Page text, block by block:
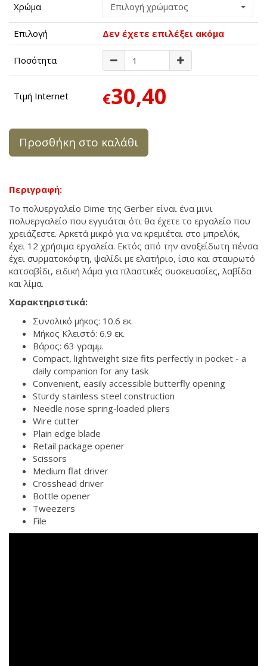
Χρώμα Επιλογή χρώματος
Επιλογή Δεν έχετε επιλέξει ακόμα
Ποσότητα
Τιμή Internet €30,40
Προσθήκη στο καλάθι
Περιγραφή:
Το πολυεργαλείο Dime της Gerber είναι ένα μινι
πολυεργαλείο που εγγυάται ότι θα έχετε το εργαλείο που
χρειάζεστε. Αρκετά μικρό για να κρεμιέται στο μπρελόκ,
έχει 12 χρήσιμα εργαλεία. Εκτός από την ανοξείδωτη πένσα
έχει συρματοκόφτη, ψαλίδι με ελατήριο, ίσιο και σταυρωτό
κατσαβίδι, ειδική λάμα για πλαστικές συσκευασίες, λαβίδα
και λίμα.
Χαρακτηριστικά:
Συνολικό μήκος: 10.6 εκ.
Μήκος Κλειστό: 6.9 εκ.
Βάρος: 63 γραμμ.
Compact, lightweight size fits perfectly in pocket - a
daily companion for any task
Convenient, easily accessible butterfly opening
Sturdy stainless steel construction
Needle nose spring-loaded pliers
Wire cutter
Plain edge blade
Retail package opener
Scissors
Medium flat driver
Crosshead driver
Bottle opener
Tweezers
File